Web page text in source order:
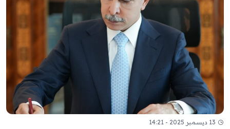
13 ديسمبر 2025 - 14:21